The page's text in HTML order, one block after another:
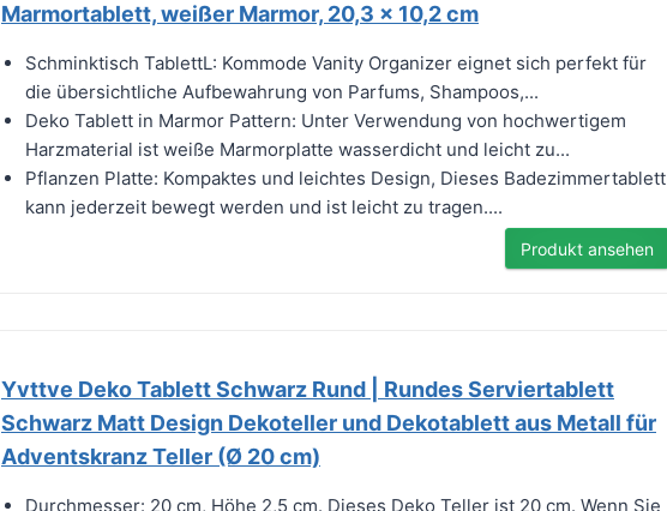
Marmortablett, weißer Marmor, 20,3 x 10,2 cm
Schminktisch TablettL: Kommode Vanity Organizer eignet sich perfekt für
die übersichtliche Aufbewahrung von Parfums, Shampoos,...
Deko Tablett in Marmor Pattern: Unter Verwendung von hochwertigem
Harzmaterial ist weiße Marmorplatte wasserdicht und leicht zu...
Pflanzen Platte: Kompaktes und leichtes Design, Dieses Badezimmertablett
kann jederzeit bewegt werden und ist leicht zu tragen....
Produkt ansehen
Yvttve Deko Tablett Schwarz Rund | Rundes Serviertablett
Schwarz Matt Design Dekoteller und Dekotablett aus Metall für
Adventskranz Teller (Ø 20 cm)
Durchmesser: 20 cm, Höhe 2,5 cm. Dieses Deko Teller ist 20 cm. Wenn Sie